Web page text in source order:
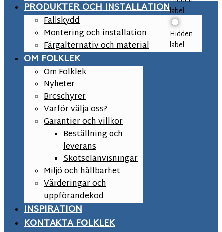
label
Hidden
label
PRODUKTER OCH INSTALLATION
Fallskydd
Montering och installation
Färgalternativ och material
OM FOLKLEK
Om Folklek
Nyheter
Broschyrer
Varför välja oss?
Garantier och villkor
Beställning och
leverans
Skötselanvisningar
Miljö och hållbarhet
Värderingar och
uppförandekod
INSPIRATION
KONTAKTA FOLKLEK